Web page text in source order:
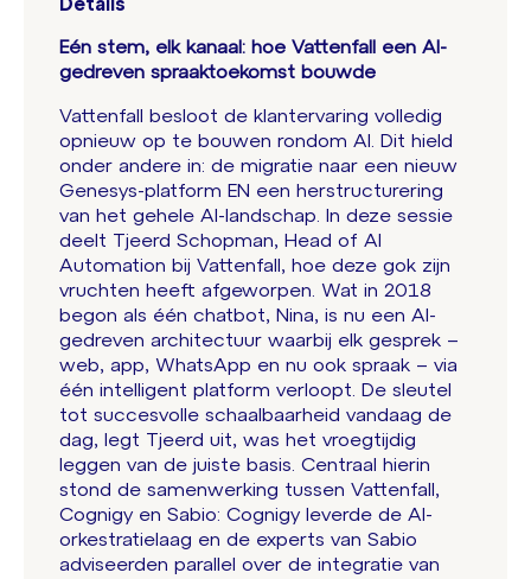
Details
Eén stem, elk kanaal: hoe Vattenfall een AI-
gedreven spraaktoekomst bouwde
Vattenfall besloot de klantervaring volledig
opnieuw op te bouwen rondom AI. Dit hield
onder andere in: de migratie naar een nieuw
Genesys-platform EN een herstructurering
van het gehele AI-landschap. In deze sessie
deelt Tjeerd Schopman, Head of AI
Automation bij Vattenfall, hoe deze gok zijn
vruchten heeft afgeworpen. Wat in 2018
begon als één chatbot, Nina, is nu een AI-
gedreven architectuur waarbij elk gesprek –
web, app, WhatsApp en nu ook spraak – via
één intelligent platform verloopt. De sleutel
tot succesvolle schaalbaarheid vandaag de
dag, legt Tjeerd uit, was het vroegtijdig
leggen van de juiste basis. Centraal hierin
stond de samenwerking tussen Vattenfall,
Cognigy en Sabio: Cognigy leverde de AI-
orkestratielaag en de experts van Sabio
adviseerden parallel over de integratie van